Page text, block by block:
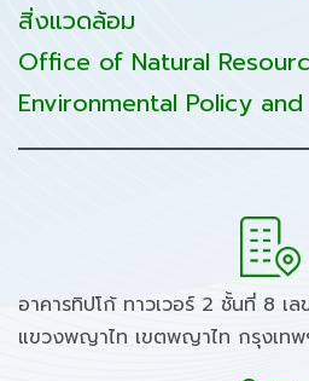
สิ่งแวดล้อม
Office of Natural
Environmental Policy and
อาคารทิปโก้ ทาวเวอร์ 2 ชั้นที่ 8 เล
แขวงพญาไท เขตพญาไท กรุงเท